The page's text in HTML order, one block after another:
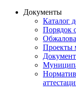
Документы
Каталог
Порядок
Проекты